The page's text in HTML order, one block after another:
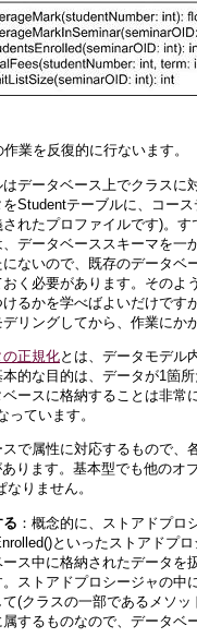
業を反復的に行ないます。
はデータベース上でクラス
Studentテーブルに、コー
れたプロファイルです)。
データベーススキーマを
ないので、既存のデータ
く必要があります。その
るかを学べばよいだけで
リングしてから、作業にか
の正規化とは、データモデル
的な目的は、データが1箇
ースに格納することは非
っています。
スで属性に対応するもので
ります。基本型でも他の
りません。
：概念的に、ストアドプ
といったストアドプ
ス中に格納されたデータ
ストアドプロシージャの
(クラスの一部であるメソ
するものなので、データ